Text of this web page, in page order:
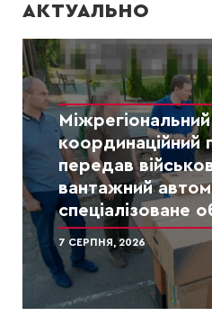
АКТУАЛЬНО
Міжрегіональний
координаційний
передав
вантажний
спеціалізоване
7 СЕРПНЯ, 2026